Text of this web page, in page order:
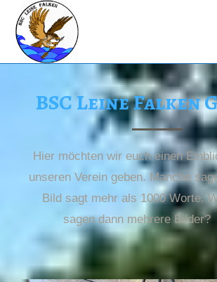
BSC Leine Falken
Hier möchten wir euch einen
unseren Verein geben. Manche
Bild sagt mehr als 1000 Worte.
sagen dann mehrere Bilder?